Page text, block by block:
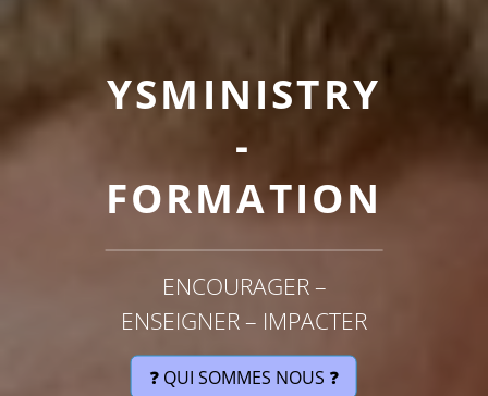
YSMINISTRY
-
FORMATION
ENCOURAGER –
ENSEIGNER – IMPACTER
❓ QUI SOMMES NOUS ❓